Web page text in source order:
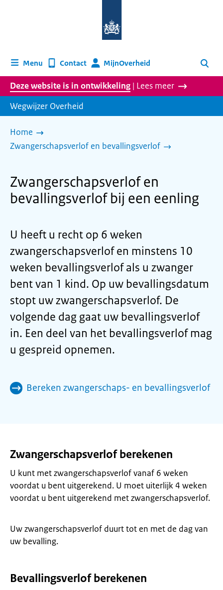
homepage
Menu Contact MijnOverheid Zoeken
Deze website is in ontwikkeling | Lees meer
Wegwijzer Overheid
Home
Zwangerschapsverlof en bevallingsverlof
Zwangerschapsverlof en
bevallingsverlof bij een eenling
U heeft u recht op 6 weken
zwangerschapsverlof en minstens 10
weken bevallingsverlof als u zwanger
bent van 1 kind. Op uw bevallingsdatum
stopt uw zwangerschapsverlof. De
volgende dag gaat uw bevallingsverlof
in. Een deel van het bevallingsverlof mag
u gespreid opnemen.
Bereken zwangerschaps- en bevallingsverlof
Zwangerschapsverlof berekenen
U kunt met zwangerschapsverlof vanaf 6 weken
voordat u bent uitgerekend. U moet uiterlijk 4 weken
voordat u bent uitgerekend met zwangerschapsverlof.
Uw zwangerschapsverlof duurt tot en met de dag van
uw bevalling.
Bevallingsverlof berekenen